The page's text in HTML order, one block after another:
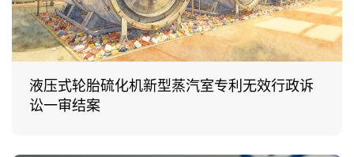
液压式轮胎硫化机新型蒸汽室专利无效行政诉
讼一审结案